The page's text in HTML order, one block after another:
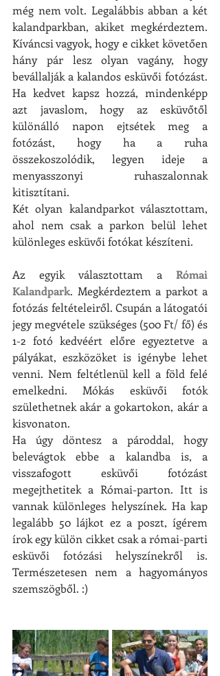
még nem volt. Legalábbis abban a két
kalandparkban, akiket megkérdeztem.
Kíváncsi vagyok, hogy e cikket követően
hány pár lesz olyan vagány, hogy
bevállalják a kalandos esküvői fotózást.
Ha kedvet kapsz hozzá, mindenképp
azt javaslom, hogy az esküvőtől
különálló napon ejtsétek meg a
fotózást, hogy ha a ruha
összekoszolódik, legyen ideje a
menyasszonyi ruhaszalonnak
kitisztítani.
Két olyan kalandparkot választottam,
ahol nem csak a parkon belül lehet
különleges esküvői fotókat készíteni.
Az egyik választottam a Római
Kalandpark. Megkérdeztem a parkot a
fotózás feltételeiről. Csupán a látogatói
jegy megvétele szükséges (500 Ft/ fő) és
1-2 fotó kedvéért előre egyeztetve a
pályákat, eszközöket is igénybe lehet
venni. Nem feltétlenül kell a föld felé
emelkedni. Mókás esküvői fotók
születhetnek akár a gokartokon, akár a
kisvonaton.
Ha úgy döntesz a pároddal, hogy
belevágtok ebbe a kalandba is, a
visszafogott esküvői fotózást
megejthetitek a Római-parton. Itt is
vannak különleges helyszínek. Ha kap
legalább 50 lájkot ez a poszt, ígérem
írok egy külön cikket csak a római-parti
esküvői fotózási helyszínekről is.
Természetesen nem a hagyományos
szemszögből. :)